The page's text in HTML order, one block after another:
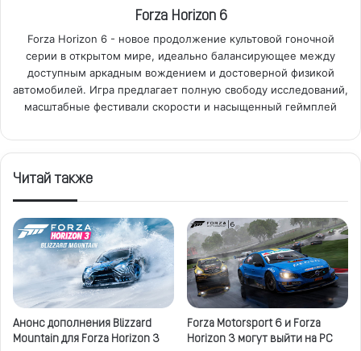
Forza Horizon 6
Forza Horizon 6 - новое продолжение культовой гоночной
серии в открытом мире, идеально балансирующее между
доступным аркадным вождением и достоверной физикой
автомобилей. Игра предлагает полную свободу исследований,
масштабные фестивали скорости и насыщенный геймплей
Читай также
Анонс дополнения Blizzard
Mountain для Forza Horizon 3
Forza Motorsport 6 и Forza
Horizon 3 могут выйти на PC